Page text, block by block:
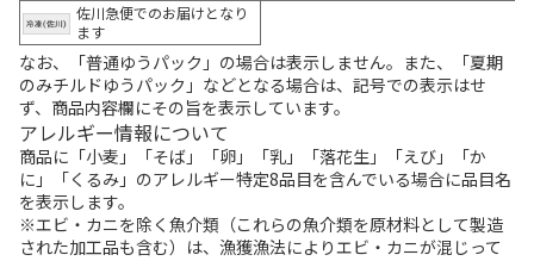
佐川急便でのお届けとなり
ます
なお、「普通ゆうパック」の場合は表示しません。また、「夏期
のみチルドゆうパック」などとなる場合は、記号での表示はせ
ず、商品内容欄にその旨を表示しています。
アレルギー情報について
商品に「小麦」「そば」「卵」「乳」「落花生」「えび」「か
に」「くるみ」のアレルギー特定8品目を含んでいる場合に品目名
を表示します。
※エビ・カニを除く魚介類（これらの魚介類を原材料として製造
された加工品も含む）は、漁獲漁法によりエビ・カニが混じって